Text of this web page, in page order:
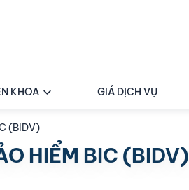
KHOA GIÁ DỊCH VỤ
(BIDV)
HIỂM BIC (BIDV)